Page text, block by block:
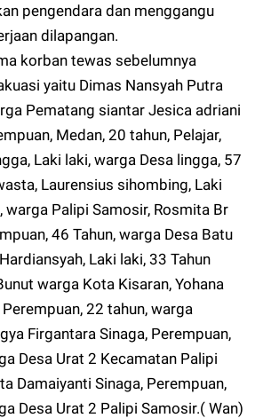
pengendara dan menggangu
dilapangan.
korban tewas sebelumnya
yaitu Dimas Nansyah Putra
Pematang siantar Jesica adriani
Medan, 20 tahun, Pelajar,
Laki laki, warga Desa lingga, 57
Laurensius sihombing, Laki
warga Palipi Samosir, Rosmita Br
46 Tahun, warga Desa Batu
Laki laki, 33 Tahun
warga Kota Kisaran, Yohana
22 tahun, warga
Firgantara Sinaga, Perempuan,
Desa Urat 2 Kecamatan Palipi
Damaiyanti Sinaga, Perempuan,
Desa Urat 2 Palipi Samosir.( Wan)